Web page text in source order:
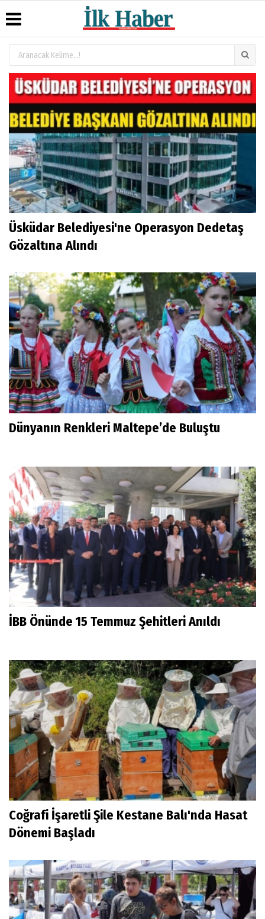
Üye Paneli
Haber
Arşivi
Gazete
Arşivi
Günün
Haberleri
Hava
Durumu
Gazete
Manşetleri
Anketler
Biyografiler
Köşe
Yazarları
Video
Galeri
Foto
Galeri
Künye
İletişim
Çerez
Politikası
Gizlilik
İlkeleri
Üsküdar Belediyesi'ne Operasyon Dedetaş
Gözaltına Alındı
Dünyanın Renkleri Maltepe’de Buluştu
İBB Önünde 15 Temmuz Şehitleri Anıldı
Coğrafi İşaretli Şile Kestane Balı'nda Hasat
Dönemi Başladı